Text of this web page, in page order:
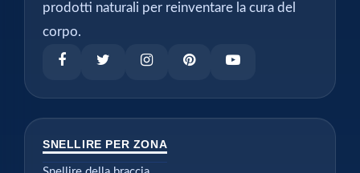
prodotti naturali per reinventare la cura del
corpo.
SNELLIRE PER ZONA